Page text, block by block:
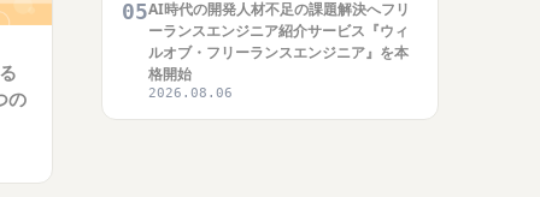
の
05AI時代の開発人材不足の課題解決へフリ
ーランスエンジニア紹介サービス『ウィ
ルオブ・フリーランスエンジニア』を本
格開始
2026.08.06